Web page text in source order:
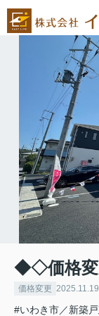
◆◇価格変
価格変更 2025.11.19
#いわき市／新築